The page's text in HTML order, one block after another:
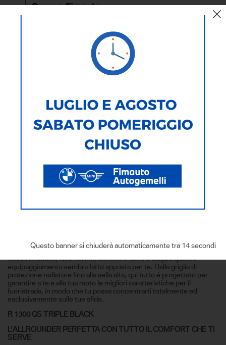
Questo banner si chiuderà automaticamente tra 13 secondi
NUOVA BMW R 1300 GS
.
fuoristrada, nessuno può insegnarti nulla. Cosa ti spinge? Il tuo
coraggio, la tua fiducia in te stesso e il mio motore più potente.
Insieme dettiamo nuovi standard e viviamo lo#SpiritOfGS.
Qual è la posizione di seduta che preferisci per raggiungere i tuoi
leggero ed essenziale o con tanti bagagli? Vuoi essere comodo sui
lunghi tragitti o sportivo in fuoristrada? L’innovativo concetto
modulare del telaio aspetta solo di esaudire i tuoi desideri.
Chiamami l’enduro da turismo perfetta: potresti avere ragione.
SPORTIVO IN FUORISTRADA
Solchi la sabbia, scali colline, attraversi corsi d’acqua: questo
equipaggiamento sembra fatto apposta per te. Dalla griglia di
protezione radiatore fino alla sella alta, qui tutto è progettato per
garantire a te e alla tua moto le migliori caratteristiche per il
fuoristrada, in modo che tu possa concentrarti totalmente ed
esclusivamente sulle tue sfide.
R 1300 GS TRIPLE BLACK
L’ALLROUNDER PERFETTA CON TUTTO IL COMFORT CHE TI
SERVE